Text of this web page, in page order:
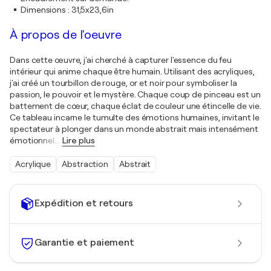
Expédition et retours
Garantie et paiement
Dimensions : 31,5x23,6in
À propos de l'oeuvre
Dans cette œuvre, j'ai cherché à capturer l'essence du feu
intérieur qui anime chaque être humain. Utilisant des acryliques,
j'ai créé un tourbillon de rouge, or et noir pour symboliser la
passion, le pouvoir et le mystère. Chaque coup de pinceau est un
battement de cœur, chaque éclat de couleur une étincelle de vie.
Ce tableau incarne le tumulte des émotions humaines, invitant le
spectateur à plonger dans un monde abstrait mais intensément
émotionnel.
Lire plus
Acrylique Abstraction Abstrait